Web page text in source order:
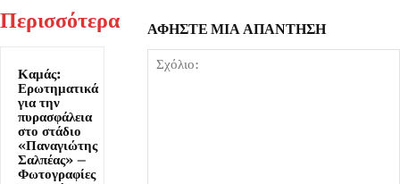
Περισσότερα
Καμάς:
Ερωτηματικά
για την
πυρασφάλεια
στο στάδιο
«Παναγιώτης
Σαλπέας» –
Φωτογραφίες
ΑΦΗΣΤΕ ΜΙΑ ΑΠΑΝΤΗΣΗ